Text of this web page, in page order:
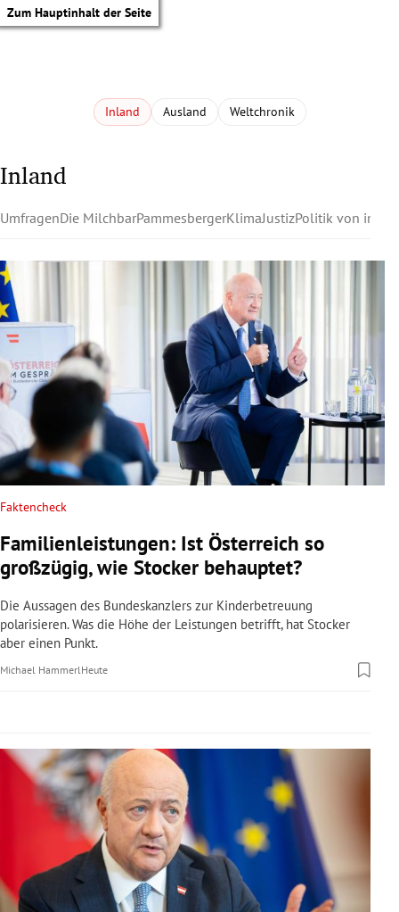
Zum Hauptinhalt der Seite
Untermenü
Untermenü
Untermenü
Untermenü
Untermenü
Untermenü
Untermenü
Untermenü
Inland Ausland Weltchronik
Inland
UmfragenDie MilchbarPammesbergerKlimaJustizPolitik von innen
Faktencheck
Familienleistungen: Ist Österreich so
großzügig, wie Stocker behauptet?
Die Aussagen des Bundeskanzlers zur Kinderbetreuung
polarisieren. Was die Höhe der Leistungen betrifft, hat Stocker
aber einen Punkt.
Michael HammerlHeute